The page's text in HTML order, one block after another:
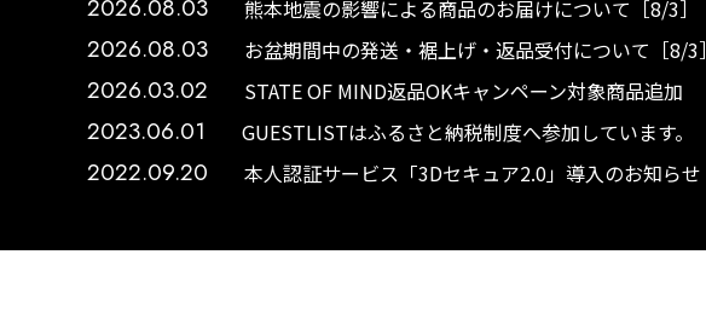
2026.08.03 熊本地震の影響による商品のお届けについて［8/3］
2026.08.03 お盆期間中の発送・裾上げ・返品受付について［8/3］
2026.03.02 STATE OF MIND返品OKキャンペーン対象商品追加
2023.06.01 GUESTLISTはふるさと納税制度へ参加しています。
2022.09.20 本人認証サービス「3Dセキュア2.0」導入のお知らせ